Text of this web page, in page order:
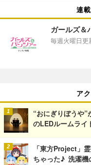
連
ガールズ＆
毎週火曜日更
ア
“おにぎりぼうや
のLEDルームライ
「東方Project」
ちゃった♪ 洗濯機